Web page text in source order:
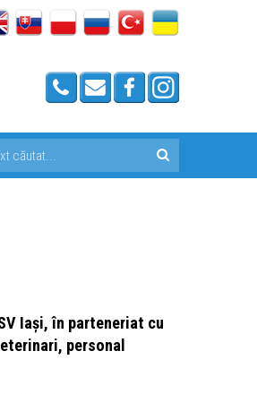
Iași, în parteneriat cu
personal